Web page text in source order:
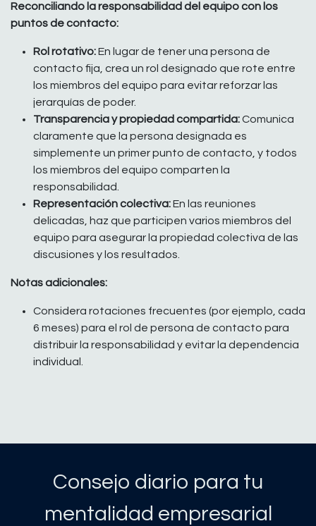
Reconciliando la responsabilidad del equipo con los
puntos de contacto:
Rol rotativo:En lugar de tener una persona de
contacto fija, crea un rol designado que rote entre
los miembros del equipo para evitar reforzar las
jerarquías de poder.
Transparencia y propiedad compartida:Comunica
claramente que la persona designada es
simplemente un primer punto de contacto, y todos
los miembros del equipo comparten la
responsabilidad.
Representación colectiva:En las reuniones
delicadas, haz que participen varios miembros del
equipo para asegurar la propiedad colectiva de las
discusiones y los resultados.
Notas adicionales:
Considera rotaciones frecuentes (por ejemplo, cada
6 meses) para el rol de persona de contacto para
distribuir la responsabilidad y evitar la dependencia
individual.
Consejo diario para tu
mentalidad empresarial